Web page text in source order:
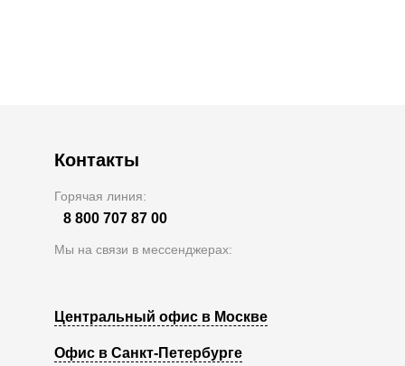
Контакты
Горячая линия:
8 800 707 87 00
Мы на связи в мессенджерах:
Центральный офис в Москве
Офис в Санкт-Петербурге